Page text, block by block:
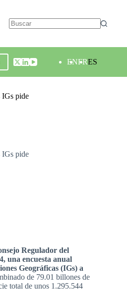
ENFRES
IGs pide
IGs pide
Regulador del
una encuesta anual
Geográficas (IGs) a
de 79.01 billones de
total de unos 1.295.544